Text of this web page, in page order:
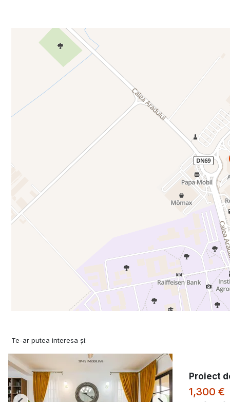
Te-ar putea interesa și:
Proiect
1,300 €